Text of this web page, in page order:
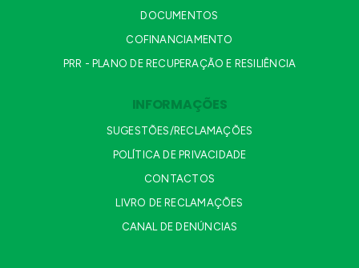
DOCUMENTOS
COFINANCIAMENTO
PRR - PLANO DE RECUPERAÇÃO E RESILIÊNCIA
INFORMAÇÕES
SUGESTÕES/RECLAMAÇÕES
POLÍTICA DE PRIVACIDADE
CONTACTOS
LIVRO DE RECLAMAÇÕES
CANAL DE DENÚNCIAS